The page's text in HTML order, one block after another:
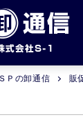
ＳＰの卸通信 販